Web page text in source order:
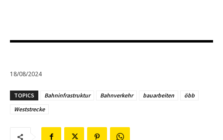
18/08/2024
TOPICS Bahninfrastruktur Bahnverkehr bauarbeiten
öbb
Weststrecke